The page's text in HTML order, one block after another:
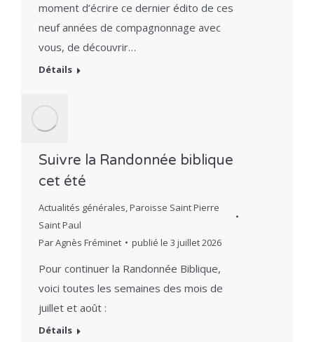
moment d’écrire ce dernier édito de ces
neuf années de compagnonnage avec
vous, de découvrir…
Détails
Suivre la Randonnée biblique
cet été
Actualités générales,Paroisse Saint Pierre
Saint Paul
ParAgnès Fréminet publié le 3 juillet 2026
Pour continuer la Randonnée Biblique,
voici toutes les semaines des mois de
juillet et août :
Détails